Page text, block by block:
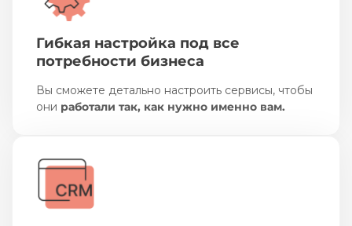
Гибкая настройка под все
потребности бизнеса
Вы сможете детально настроить сервисы, чтобы
они работали так, как нужно именно вам.